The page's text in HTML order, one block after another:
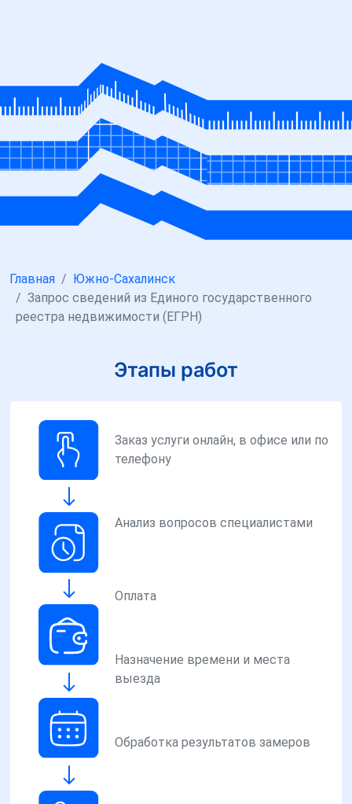
Главная
Южно-Сахалинск
Запрос сведений из Единого государственного
реестра недвижимости (ЕГРН)
Этапы работ
Заказ услуги онлайн, в офисе или по
телефону
Анализ вопросов специалистами
Оплата
Назначение времени и места
выезда
Обработка результатов замеров